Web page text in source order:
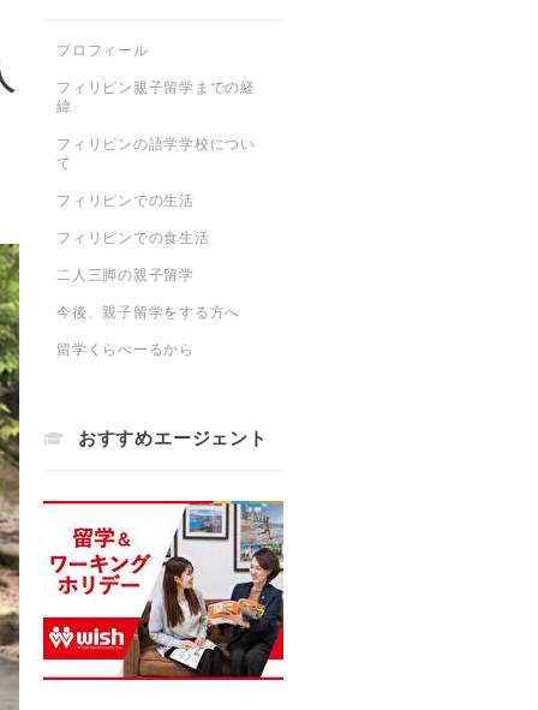
プロフィール
フィリピン親子留学までの経
緯
フィリピンの語学学校につい
て
フィリピンでの生活
フィリピンでの食生活
二人三脚の親子留学
今後、親子留学をする方へ
留学くらべーるから
おすすめエージェント